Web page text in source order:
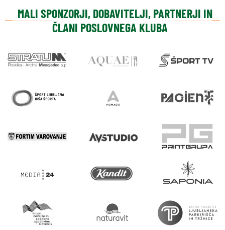
MALI SPONZORJI, DOBAVITELJI, PARTNERJI IN
ČLANI POSLOVNEGA KLUBA